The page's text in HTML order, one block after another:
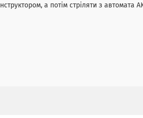
а потім стріляти з автомата